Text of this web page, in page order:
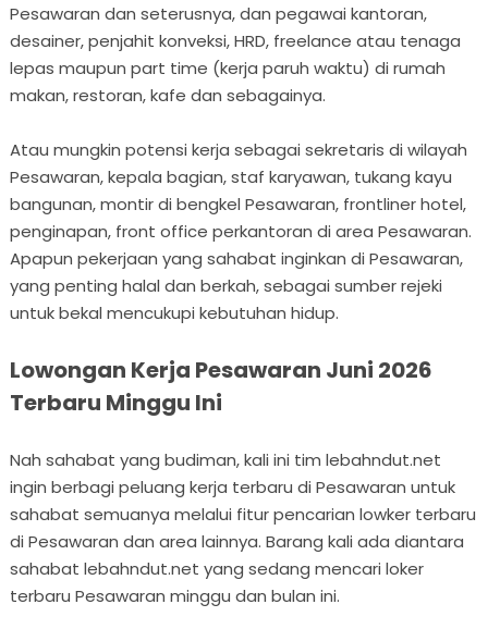
Pesawaran dan seterusnya, dan pegawai kantoran,
desainer, penjahit konveksi, HRD, freelance atau tenaga
lepas maupun part time (kerja paruh waktu) di rumah
makan, restoran, kafe dan sebagainya.
Atau mungkin potensi kerja sebagai sekretaris di wilayah
Pesawaran, kepala bagian, staf karyawan, tukang kayu
bangunan, montir di bengkel Pesawaran, frontliner hotel,
penginapan, front office perkantoran di area Pesawaran.
Apapun pekerjaan yang sahabat inginkan di Pesawaran,
yang penting halal dan berkah, sebagai sumber rejeki
untuk bekal mencukupi kebutuhan hidup.
Lowongan Kerja Pesawaran Juni 2026
Terbaru Minggu Ini
Nah sahabat yang budiman, kali ini tim lebahndut.net
ingin berbagi peluang kerja terbaru di Pesawaran untuk
sahabat semuanya melalui fitur pencarian lowker terbaru
di Pesawaran dan area lainnya. Barang kali ada diantara
sahabat lebahndut.net yang sedang mencari loker
terbaru Pesawaran minggu dan bulan ini.